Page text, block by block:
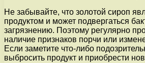
Не забывайте, что золотой сироп
продуктом и может подвергаться
загрязнению. Поэтому регулярно
наличие признаков порчи или
Если заметите что-либо
выбросить продукт и приобрести